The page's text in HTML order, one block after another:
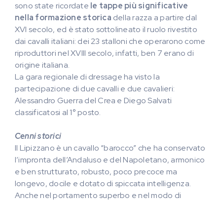
sono state ricordate le tappe più significative
nella formazione storica della razza a partire dal
XVI secolo, ed è stato sottolineato il ruolo rivestito
dai cavalli italiani: dei 23 stalloni che operarono come
riproduttori nel XVIII secolo, infatti, ben 7 erano di
origine italiana.
La gara regionale di dressage ha visto la
partecipazione di due cavalli e due cavalieri:
Alessandro Guerra del Crea e Diego Salvati
classificatosi al 1° posto.
Cenni storici
Il Lipizzano è un cavallo “barocco” che ha conservato
l’impronta dell’Andaluso e del Napoletano, armonico
e ben strutturato, robusto, poco precoce ma
longevo, docile e dotato di spiccata intelligenza.
Anche nel portamento superbo e nel modo di